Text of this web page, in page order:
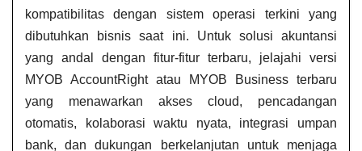
kompatibilitas dengan sistem operasi terkini yang
dibutuhkan bisnis saat ini. Untuk solusi akuntansi
yang andal dengan fitur-fitur terbaru, jelajahi versi
MYOB AccountRight atau MYOB Business terbaru
yang menawarkan akses cloud, pencadangan
otomatis, kolaborasi waktu nyata, integrasi umpan
bank, dan dukungan berkelanjutan untuk menjaga